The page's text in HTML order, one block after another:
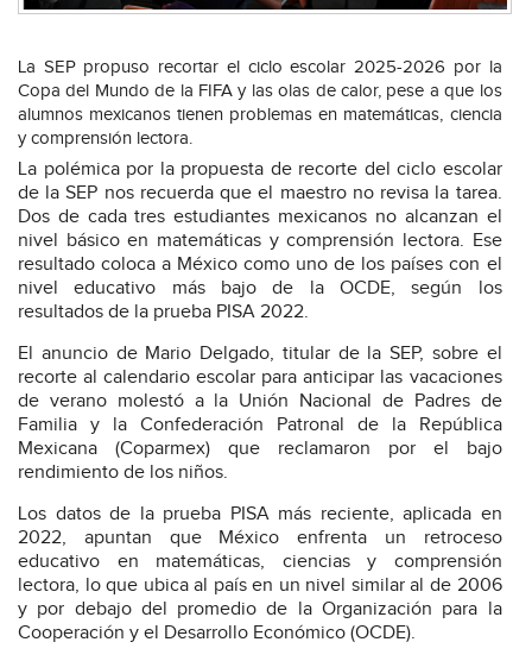
La SEP propuso recortar el ciclo escolar 2025-2026 por la
Copa del Mundo de la FIFA y las olas de calor, pese a que los
alumnos mexicanos tienen problemas en matemáticas, ciencia
y comprensión lectora.
La polémica por la propuesta de recorte del ciclo escolar
de la SEP nos recuerda que el maestro no revisa la tarea.
Dos de cada tres estudiantes mexicanos no alcanzan el
nivel básico en matemáticas y comprensión lectora. Ese
resultado coloca a México como uno de los países con el
nivel educativo más bajo de la OCDE, según los
resultados de la prueba PISA 2022.
El anuncio de Mario Delgado, titular de la SEP, sobre el
recorte al calendario escolar para anticipar las vacaciones
de verano molestó a la Unión Nacional de Padres de
Familia y la Confederación Patronal de la República
Mexicana (Coparmex) que reclamaron por el bajo
rendimiento de los niños.
Los datos de la prueba PISA más reciente, aplicada en
2022, apuntan que México enfrenta un retroceso
educativo en matemáticas, ciencias y comprensión
lectora, lo que ubica al país en un nivel similar al de 2006
y por debajo del promedio de la Organización para la
Cooperación y el Desarrollo Económico (OCDE).